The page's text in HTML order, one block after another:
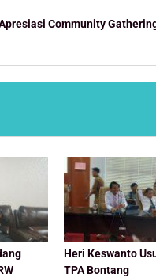
Community
Heri Keswanto
TPA Bontang